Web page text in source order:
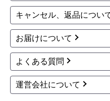
キャンセル、返品につい
お届けについて
よくある質問
運営会社について